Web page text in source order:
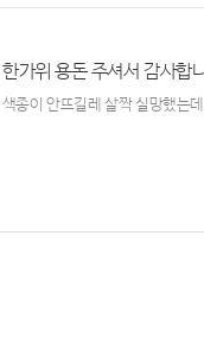
가위 용돈 주셔서 감사합
종이 안뜨길레 살짝 실망했